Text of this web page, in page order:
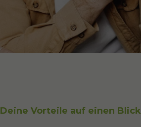
Deine Vorteile auf einen Blick